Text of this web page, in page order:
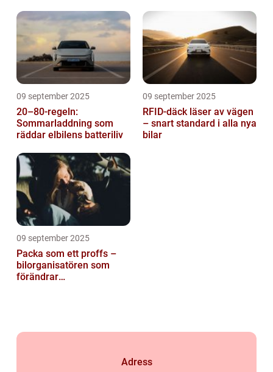
09 september 2025
20–80-regeln:
Sommarladdning som
räddar elbilens batteriliv
09 september 2025
RFID-däck läser av vägen
– snart standard i alla nya
bilar
09 september 2025
Packa som ett proffs –
bilorganisatören som
förändrar
Adress